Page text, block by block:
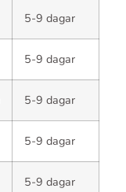
5-9 dagar
5-9 dagar
5-9 dagar
5-9 dagar
5-9 dagar